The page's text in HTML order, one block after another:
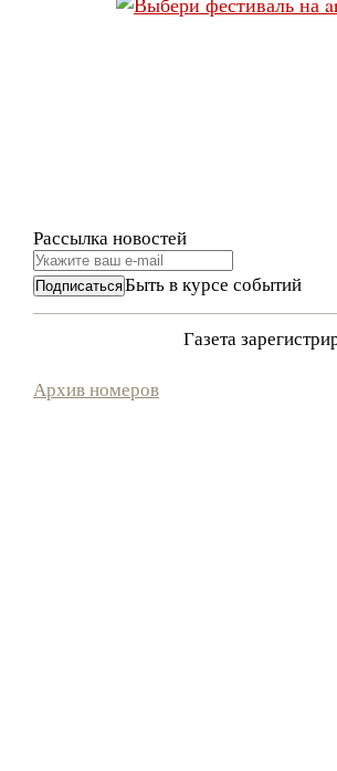
Рассылка новостей
Быть в курсе событий
Газета
Архив номеров